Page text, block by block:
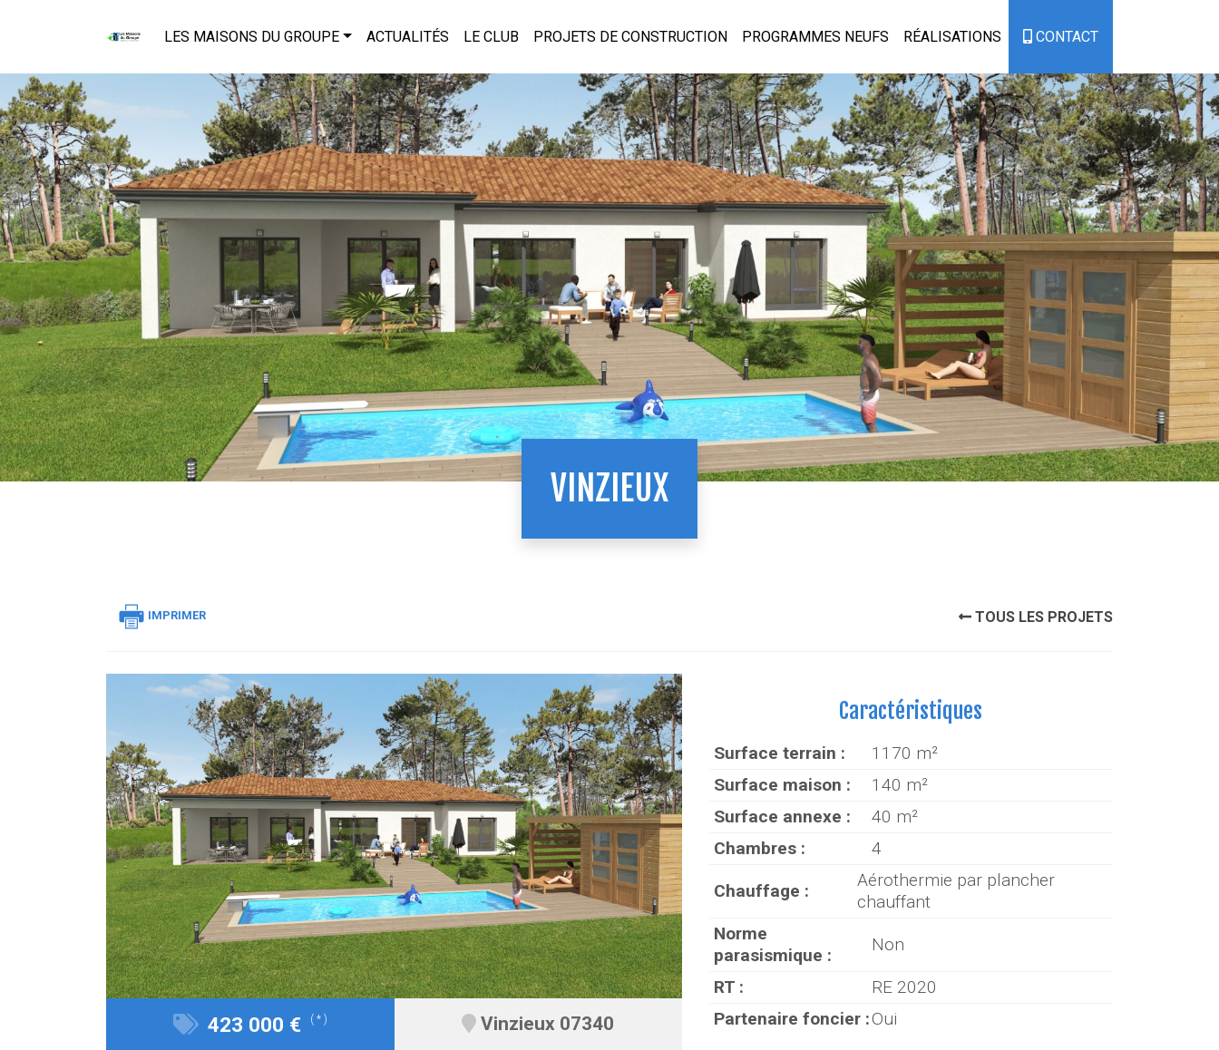
LES MAISONS DU GROUPE ACTUALITÉS LE CLUB PROJETS DE CONSTRUCTION PROGRAMMES NEUFS RÉALISATIONS CONTACT
VINZIEUX
IMPRIMER TOUS LES PROJETS
423 000 € ( * ) Vinzieux 07340
Caractéristiques
Surface terrain :
1170 m²
Surface maison :
140 m²
Surface annexe :
40 m²
Chambres :
4
Chauffage :
Aérothermie par plancher
chauffant
Norme
parasismique :
Non
RT :
RE 2020
Partenaire foncier :Oui